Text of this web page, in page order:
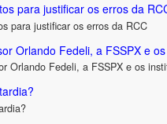
para justificar os erros da
para justificar os erros da RCC
Orlando Fedeli, a FSSPX e
Orlando Fedeli, a FSSPX e os